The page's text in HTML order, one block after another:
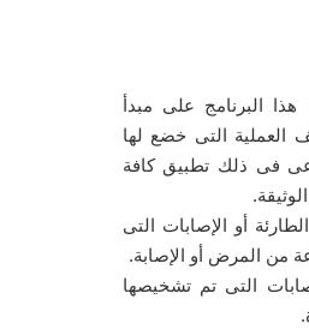
البرنامج على مبدأ
العملية التى خضع لها
فى ذلك تطبيق كافة
أو الإصابات التى
التى تم تشخيصها